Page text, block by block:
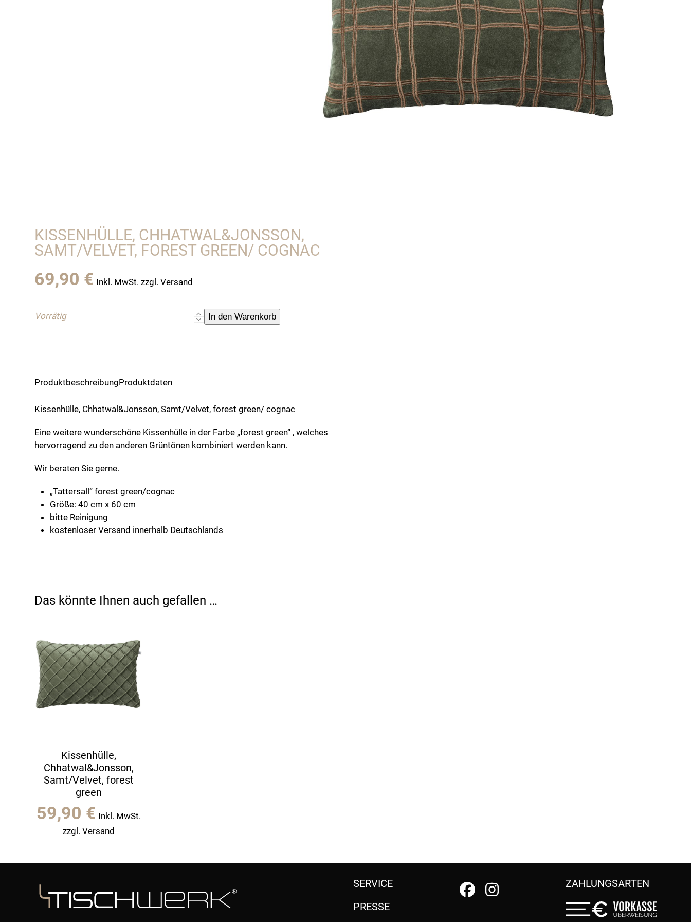
KISSENHÜLLE, CHHATWAL&JONSSON,
SAMT/VELVET, FOREST GREEN/ COGNAC
69,90 € Inkl. MwSt. zzgl. Versand
Vorrätig
Kissenhülle,
In den Warenkorb
ProduktbeschreibungProduktdaten
Kissenhülle, Chhatwal&Jonsson, Samt/Velvet, forest green/ cognac
Eine weitere wunderschöne Kissenhülle in der Farbe „forest green“ , welches
hervorragend zu den anderen Grüntönen kombiniert werden kann.
Wir beraten Sie gerne.
„Tattersall“ forest green/cognac
Größe: 40 cm x 60 cm
bitte Reinigung
kostenloser Versand innerhalb Deutschlands
Das könnte Ihnen auch gefallen …
Kissenhülle,
Chhatwal&Jonsson,
Samt/Velvet, forest
green
59,90 € Inkl. MwSt.
zzgl. Versand
SERVICE
PRESSE
ZAHLUNGSARTEN